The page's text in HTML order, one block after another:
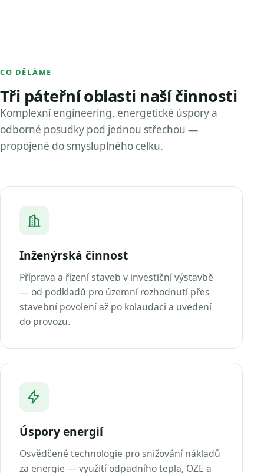
CO DĚLÁME
Tři páteřní oblasti naší činnosti
Komplexní engineering, energetické úspory a
odborné posudky pod jednou střechou —
propojené do smysluplného celku.
Inženýrská činnost
Příprava a řízení staveb v investiční výstavbě
— od podkladů pro územní rozhodnutí přes
stavební povolení až po kolaudaci a uvedení
do provozu.
Úspory energií
Osvědčené technologie pro snižování nákladů
za energie — využití odpadního tepla, OZE a